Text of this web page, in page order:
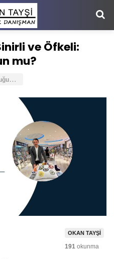
ve Öfkeli:
mu?
Ç
ocuğum Sürekli Sinirli ve Öfkeli: Normal mi, Bir Sorun mu?
OKAN TAYŞI
191 okunma